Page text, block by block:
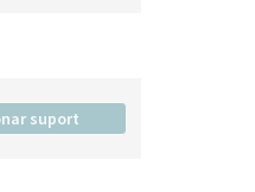
suport